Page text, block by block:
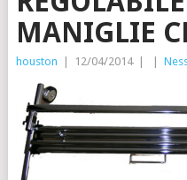
MANIGLIE
houston 12/04/2014